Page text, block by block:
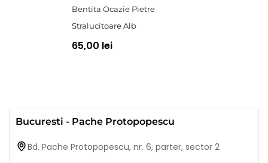
Bentita Ocazie Pietre
Stralucitoare Alb
65,00 lei
Bucuresti - Pache Protopopescu
Bd. Pache Protopopescu, nr. 6, parter, sector 2